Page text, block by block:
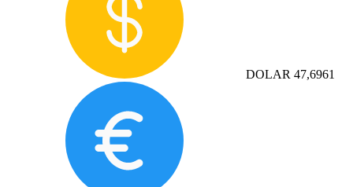
DOLAR 47,6961